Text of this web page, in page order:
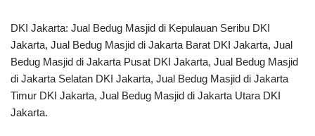
DKI Jakarta: Jual Bedug Masjid di Kepulauan Seribu DKI
Jakarta, Jual Bedug Masjid di Jakarta Barat DKI Jakarta, Jual
Bedug Masjid di Jakarta Pusat DKI Jakarta, Jual Bedug Masjid
di Jakarta Selatan DKI Jakarta, Jual Bedug Masjid di Jakarta
Timur DKI Jakarta, Jual Bedug Masjid di Jakarta Utara DKI
Jakarta.